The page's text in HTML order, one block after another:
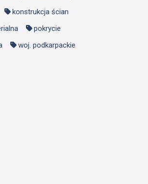
konstrukcja ścian
pokrycie
woj. podkarpackie